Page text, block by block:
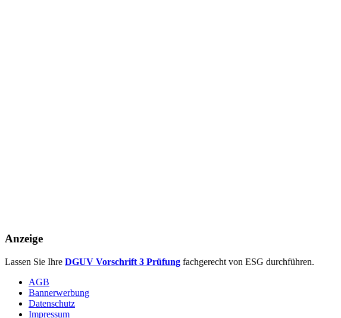
Anzeige
Lassen Sie Ihre DGUV Vorschrift 3 Prüfung fachgerecht von ESG durchführen.
AGB
Bannerwerbung
Datenschutz
Impressum